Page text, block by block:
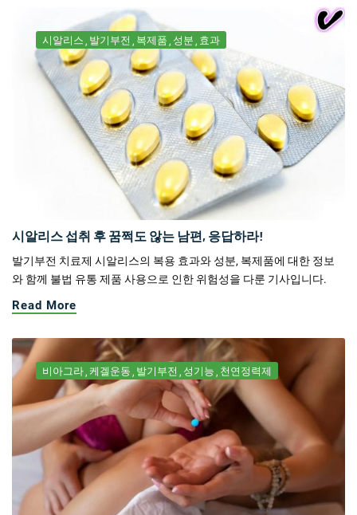
시알리스 발기부전 복제품 성분 효과
시알리스 섭취 후 꿈쩍도 않는 남편, 응답하라!
발기부전 치료제 시알리스의 복용 효과와 성분, 복제품에 대한 정보
와 함께 불법 유통 제품 사용으로 인한 위험성을 다룬 기사입니다.
Read More
비아그라 케겔운동 발기부전 성기능 천연정력제